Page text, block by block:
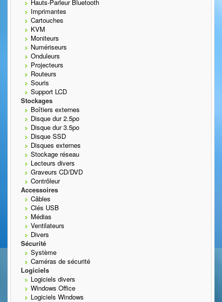
Hauts-Parleur Bluetooth
Imprimantes
Cartouches
KVM
Moniteurs
Numériseurs
Onduleurs
Projecteurs
Routeurs
Souris
Support LCD
Stockages
Boîtiers externes
Disque dur 2.5po
Disque dur 3.5po
Disque SSD
Disques externes
Stockage réseau
Lecteurs divers
Graveurs CD/DVD
Contrôleur
Accessoires
Câbles
Clés USB
Médias
Ventilateurs
Divers
Sécurité
Système
Caméras de sécurité
Logiciels
Logiciels divers
Windows Office
Logiciels Windows